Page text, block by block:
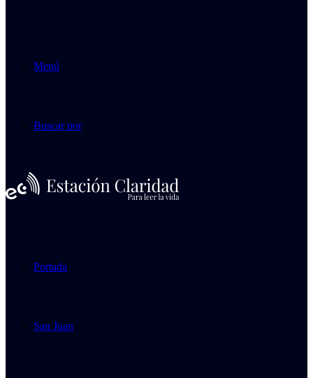
Menú
Buscar por
Portada
San Juan